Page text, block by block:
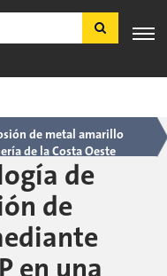
de metal amarillo
de la Costa Oeste
de
de
en una